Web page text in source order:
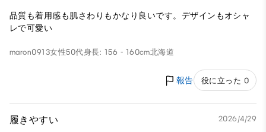
品質も着用感も肌さわりもかなり良いです。デザインもオシャ
レで可愛い
maron0913女性50代身長: 156 - 160cm北海道
報告 役に立った 0
履きやすい 2026/4/29